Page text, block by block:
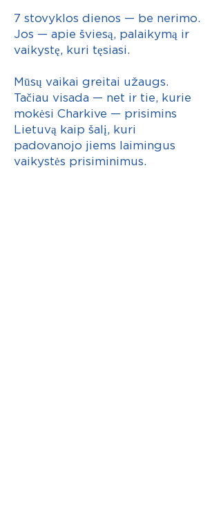
7 stovyklos dienos — be nerimo.
Jos — apie šviesą, palaikymą ir
vaikystę, kuri tęsiasi.
Mūsų vaikai greitai užaugs.
Tačiau visada — net ir tie, kurie
mokėsi Charkive — prisimins
Lietuvą kaip šalį, kuri
padovanojo jiems laimingus
vaikystės prisiminimus.